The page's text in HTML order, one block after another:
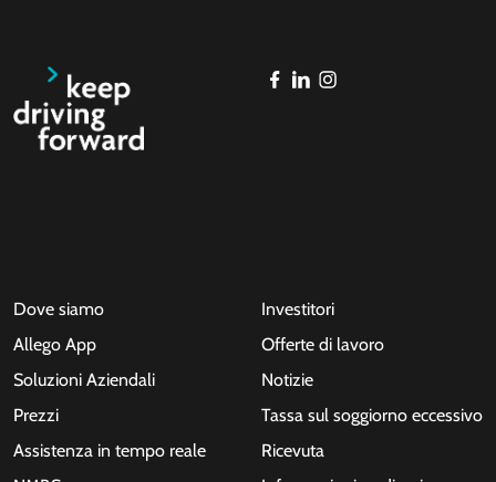
Dove siamo
Allego App
Soluzioni Aziendali
Prezzi
Assistenza in tempo reale
Investitori
Offerte di lavoro
Notizie
Tassa sul soggiorno eccessivo
Ricevuta